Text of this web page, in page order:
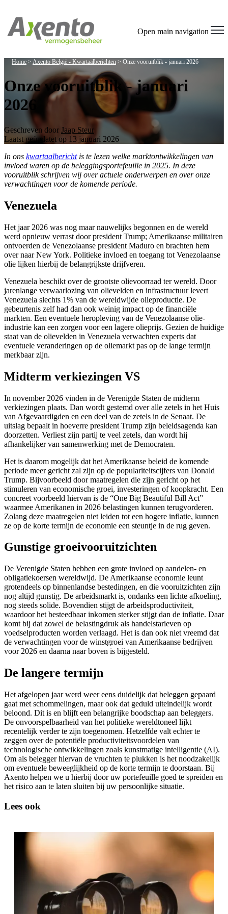
Open main navigation
Home > Axento België - Kwartaalberichten > Onze vooruitblik - januari 2026
Onze vooruitblik - januari
2026
Geschreven door Jaap Steur
Laatst geüpdatet op 13 januari 2026
In ons kwartaalberichtis te lezen welke marktontwikkelingen van
invloed waren op de beleggingsportefeuille in 2025. In deze
vooruitblik schrijven wij over actuele onderwerpen en over onze
verwachtingen voor de komende periode.
Venezuela
Het jaar 2026 was nog maar nauwelijks begonnen en de wereld
werd opnieuw verrast door president Trump; Amerikaanse militairen
ontvoerden de Venezolaanse president Maduro en brachten hem
over naar New York. Politieke invloed en toegang tot Venezolaanse
olie lijken hierbij de belangrijkste drijfveren.
Venezuela beschikt over de grootste olievoorraad ter wereld. Door
jarenlange verwaarlozing van olievelden en infrastructuur levert
Venezuela slechts 1% van de wereldwijde olieproductie. De
gebeurtenis zelf had dan ook weinig impact op de financiële
markten. Een eventuele heropleving van de Venezolaanse olie-
industrie kan een zorgen voor een lagere olieprijs. Gezien de huidige
staat van de olievelden in Venezuela verwachten experts dat
eventuele veranderingen op de oliemarkt pas op de lange termijn
merkbaar zijn.
Midterm verkiezingen VS
In november 2026 vinden in de Verenigde Staten de midterm
verkiezingen plaats. Dan wordt gestemd over alle zetels in het Huis
van Afgevaardigden en een deel van de zetels in de Senaat. De
uitslag bepaalt in hoeverre president Trump zijn beleidsagenda kan
doorzetten. Verliest zijn partij te veel zetels, dan wordt hij
afhankelijker van samenwerking met de Democraten.
Het is daarom mogelijk dat het Amerikaanse beleid de komende
periode meer gericht zal zijn op de populariteitscijfers van Donald
Trump. Bijvoorbeeld door maatregelen die zijn gericht op het
stimuleren van economische groei, investeringen of koopkracht. Een
concreet voorbeeld hiervan is de “One Big Beautiful Bill Act”
waarmee Amerikanen in 2026 belastingen kunnen terugvorderen.
Zolang deze maatregelen niet leiden tot een hogere inflatie, kunnen
ze op de korte termijn de economie een steuntje in de rug geven.
Gunstige groeivooruitzichten
De Verenigde Staten hebben een grote invloed op aandelen- en
obligatiekoersen wereldwijd. De Amerikaanse economie leunt
grotendeels op binnenlandse bestedingen, en die vooruitzichten zijn
nog altijd gunstig. De arbeidsmarkt is, ondanks een lichte afkoeling,
nog steeds solide. Bovendien stijgt de arbeidsproductiviteit,
waardoor het besteedbaar inkomen sterker stijgt dan de inflatie. Daar
komt bij dat zowel de belastingdruk als handelstarieven op
voedselproducten worden verlaagd. Het is dan ook niet vreemd dat
de verwachtingen voor de winstgroei van Amerikaanse bedrijven
voor 2026 en daarna naar boven is bijgesteld.
De langere termijn
Het afgelopen jaar werd weer eens duidelijk dat beleggen gepaard
gaat met schommelingen, maar ook dat geduld uiteindelijk wordt
beloond. Dit is en blijft een belangrijke boodschap aan beleggers.
De onvoorspelbaarheid van het politieke wereldtoneel lijkt
recentelijk verder te zijn toegenomen. Hetzelfde valt echter te
zeggen over de potentiële productiviteitsvoordelen van
technologische ontwikkelingen zoals kunstmatige intelligentie (AI).
Om als belegger hiervan de vruchten te plukken is het noodzakelijk
om eventuele beweeglijkheid op de korte termijn te doorstaan. Bij
Axento helpen we u hierbij door uw portefeuille goed te spreiden en
het risico aan te laten sluiten bij uw persoonlijke situatie.
Lees ook